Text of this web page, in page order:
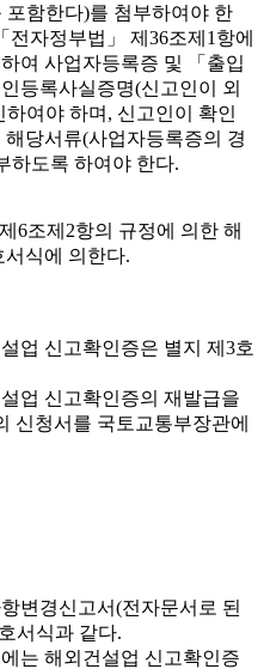
함한다)를 첨부하여야 한
자정부법」 제36조제1항에
여 사업자등록증 및 「출입
등록사실증명(신고인이 외
여야 하며, 신고인이 확인
당서류(사업자등록증의 경
하도록 하여야 한다.
6조제2항의 규정에 의한 해
식에 의한다.
업 신고확인증은 별지 제3호
업 신고확인증의 재발급을
신청서를 국토교통부장관에
변경신고서(전자문서로 된
서식과 같다.
는 해외건설업 신고확인증